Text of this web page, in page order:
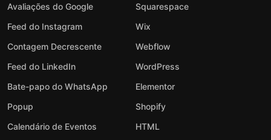
Avaliações do Google
Feed do Instagram
Contagem Decrescente
Feed do LinkedIn
Bate-papo do WhatsApp
Popup
Calendário de Eventos
Squarespace
Wix
Webflow
WordPress
Elementor
Shopify
HTML